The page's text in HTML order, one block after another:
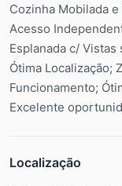
Cozinha Mobilada
Acesso
Esplanada c/
Ótima Localização;
Funcionamento;
Excelente
Localização